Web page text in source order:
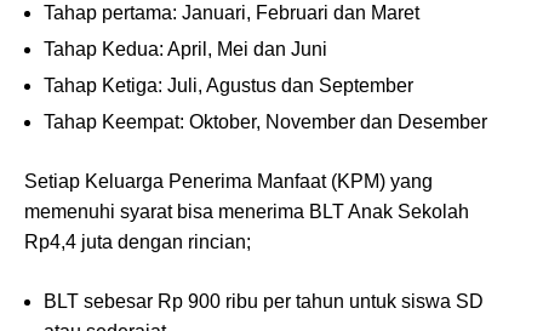
Tahap pertama: Januari, Februari dan Maret
Tahap Kedua: April, Mei dan Juni
Tahap Ketiga: Juli, Agustus dan September
Tahap Keempat: Oktober, November dan Desember
Setiap Keluarga Penerima Manfaat (KPM) yang
memenuhi syarat bisa menerima BLT Anak Sekolah
Rp4,4 juta dengan rincian;
BLT sebesar Rp 900 ribu per tahun untuk siswa SD